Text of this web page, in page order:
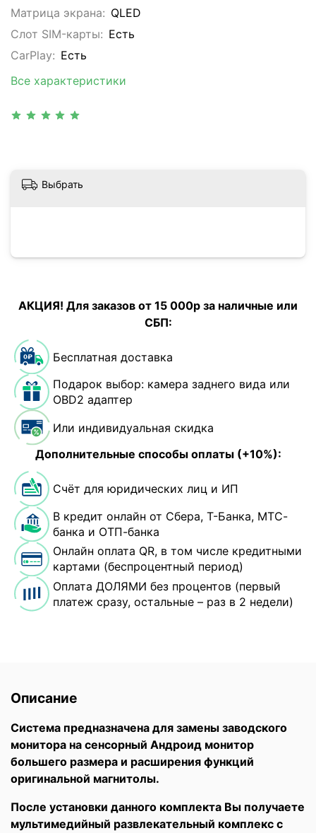
Матрица экрана: QLED
Слот SIM-карты: Eсть
CarPlay: Есть
Все характеристики
Выбрать
АКЦИЯ! Для заказов от 15 000р за наличные или
СБП:
Бесплатная доставка
Подарок выбор: камера заднего вида или
OBD2 адаптер
Или индивидуальная скидка
Дополнительные способы оплаты (+10%):
Счёт для юридических лиц и ИП
В кредит онлайн от Сбера, Т-Банка, МТС-
банка и ОТП-банка
Онлайн оплата QR, в том числе кредитными
картами (беспроцентный период)
Оплата ДОЛЯМИ без процентов (первый
платеж сразу, остальные – раз в 2 недели)
Описание
Система предназначена для замены заводского
монитора на сенсорный Андроид монитор
большего размера и расширения функций
оригинальной магнитолы.
После установки данного комплекта Вы получаете
мультимедийный развлекательный комплекс с